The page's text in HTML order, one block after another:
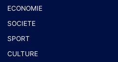
ECONOMIE
SOCIETE
SPORT
CULTURE